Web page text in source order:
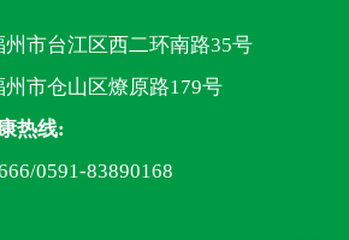
州市台江区西二环南路35号
市仓山区燎原路179号
热线:
0591-83890168